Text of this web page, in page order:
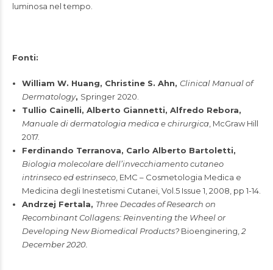
luminosa nel tempo.
Fonti:
William W. Huang, Christine S. Ahn, Clinical Manual of
Dermatology, Springer 2020.
Tullio Cainelli, Alberto Giannetti, Alfredo Rebora,
Manuale di dermatologia medica e chirurgica , McGraw Hill
2017.
Ferdinando Terranova, Carlo Alberto Bartoletti,
Biologia molecolare dell’invecchiamento cutaneo
intrinseco ed estrinseco, EMC – Cosmetologia Medica e
Medicina degli Inestetismi Cutanei, Vol.5 Issue 1, 2008, pp 1-14.
Andrzej Fertala, Three Decades of Research on
Recombinant Collagens: Reinventing the Wheel or
Developing New Biomedical Products?Bioenginering, 2
December 2020.